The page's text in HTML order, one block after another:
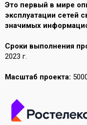
Это первый в мире
эксплуатации сетей
значимых
Сроки выполнения
2023 г.
Масштаб проекта: